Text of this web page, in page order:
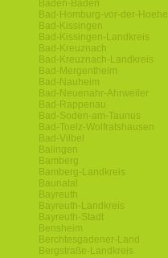
Baden-Baden
Bad-Homburg-vor-der-Hoehe
Bad-Kissingen
Bad-Kissingen-Landkreis
Bad-Kreuznach
Bad-Kreuznach-Landkreis
Bad-Mergentheim
Bad-Nauheim
Bad-Neuenahr-Ahrweiler
Bad-Rappenau
Bad-Soden-am-Taunus
Bad-Toelz-Wolfratshausen
Bad-Vilbel
Balingen
Bamberg
Bamberg-Landkreis
Baunatal
Bayreuth
Bayreuth-Landkreis
Bayreuth-Stadt
Bensheim
Berchtesgadener-Land
Bergstraße-Landkreis